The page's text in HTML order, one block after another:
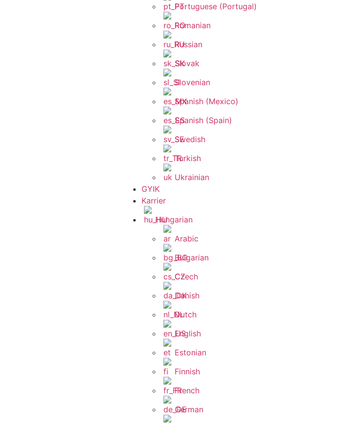
Portuguese (Portugal)
Romanian
Russian
Slovak
Slovenian
Spanish (Mexico)
Spanish (Spain)
Swedish
Turkish
Ukrainian
GYIK
Karrier
Hungarian
Arabic
Bulgarian
Czech
Danish
Dutch
English
Estonian
Finnish
French
German